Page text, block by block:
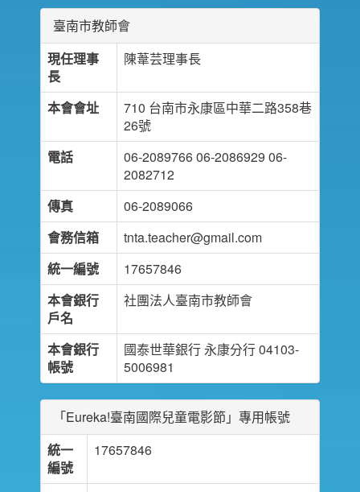
臺南市教師會
現任理事
長
陳葦芸理事長
本會會址
710 台南市永康區中華二路358巷
26號
電話
06-2089766 06-2086929 06-
2082712
傳真
06-2089066
會務信箱
tnta.teacher@gmail.com
統一編號
17657846
本會銀行
戶名
社團法人臺南市教師會
本會銀行
帳號
國泰世華銀行 永康分行 04103-
5006981
「Eureka!臺南國際兒童電影節」專用帳號
統一
編號
17657846